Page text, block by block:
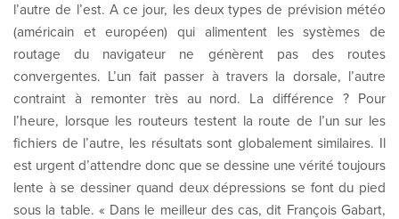
l’autre de l’est. A ce jour, les deux types de prévision météo
(américain et européen) qui alimentent les systèmes de
routage du navigateur ne génèrent pas des routes
convergentes. L’un fait passer à travers la dorsale, l’autre
contraint à remonter très au nord. La différence ? Pour
l’heure, lorsque les routeurs testent la route de l’un sur les
fichiers de l’autre, les résultats sont globalement similaires. Il
est urgent d’attendre donc que se dessine une vérité toujours
lente à se dessiner quand deux dépressions se font du pied
sous la table. « Dans le meilleur des cas, dit François Gabart,